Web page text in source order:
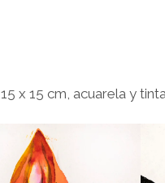
15 x 15 cm, acuarela y